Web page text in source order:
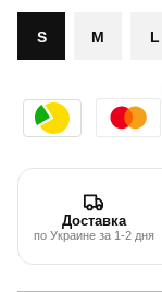
S M L
Доставка
по Украине за 1-2 дня